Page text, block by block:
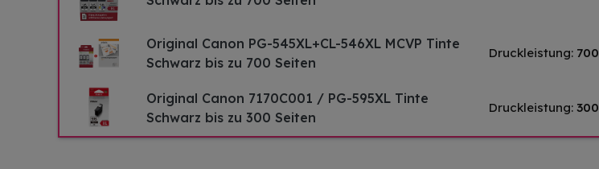
Original Canon PG-545XL+CL-546XL MCVP Tinte
Schwarz bis zu 700 Seiten
Druckleistung: 700
Original Canon 7170C001 / PG-595XL Tinte
Schwarz bis zu 300 Seiten
Druckleistung:300